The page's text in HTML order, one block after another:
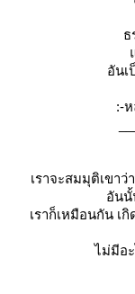
ธ
อันเ
:-ห
เราจะสมมุติเขาว่
อันนั้
เราก็เหมือนกัน เ
ไม่มีอ